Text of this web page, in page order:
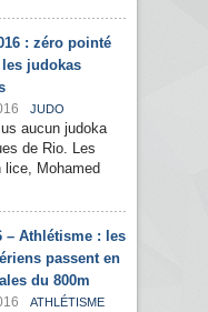
: zéro pointé
judokas
JUDO
aucun judoka
de Rio. Les
lice, Mohamed
– Athlétisme : les
passent en
du 800m
ATHLÉTISME